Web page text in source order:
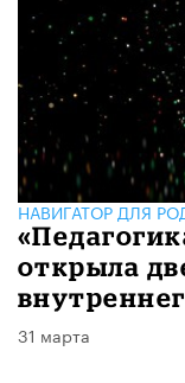
НАВИГАТОР ДЛЯ
открыла
31 марта